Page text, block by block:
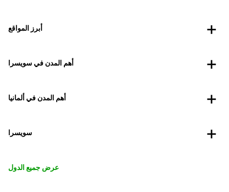
أبرز المواقع
أهم المدن في سويسرا
أهم المدن في ألمانيا
سويسرا
عرض جميع الدول